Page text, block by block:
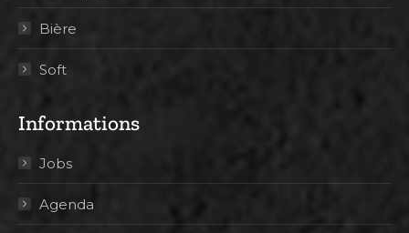
Bière
Soft
Informations
Jobs
Agenda